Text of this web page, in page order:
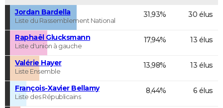
Jordan Bardella
Liste du Rassemblement National
31,93% 30 élus
Raphaël Glucksmann
Liste d'union à gauche
17,94% 13 élus
Valérie Hayer
Liste Ensemble
13,98% 13 élus
François-Xavier Bellamy
Liste des Républicains
8,44% 6 élus